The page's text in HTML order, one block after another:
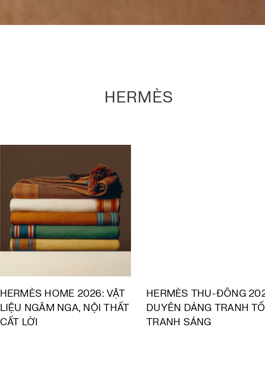
HERMÈS
HERMÈS HOME 2026: VẬT
LIỆU NGÂM NGA, NỘI THẤT
CẤT LỜI
HERMÈS THU-ĐÔNG
DUYÊN DÁNG TRANH
TRANH SÁNG